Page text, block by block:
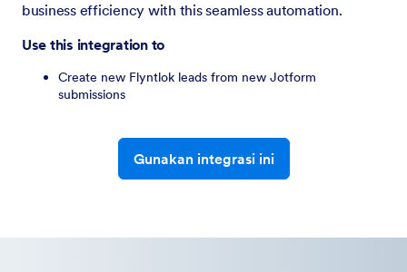
business efficiency with this seamless automation.
Use this integration to
Create new Flyntlok leads from new Jotform
submissions
Gunakan integrasi ini